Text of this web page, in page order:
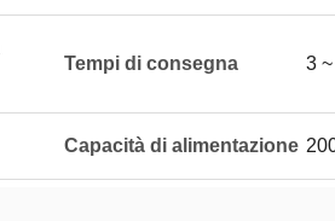
Tempi di consegna 3
Capacità di alimentazione